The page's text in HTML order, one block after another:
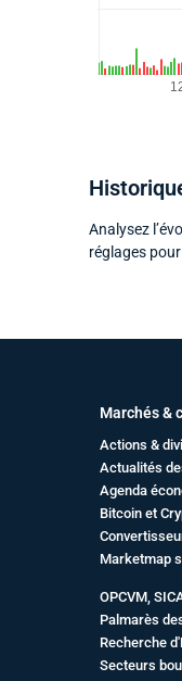
Analysez
réglages
Marchés &
Actions &
Actualités
Agenda
Bitcoin et
Marketmap
OPCVM,
Palmarès
Recherche
Secteurs